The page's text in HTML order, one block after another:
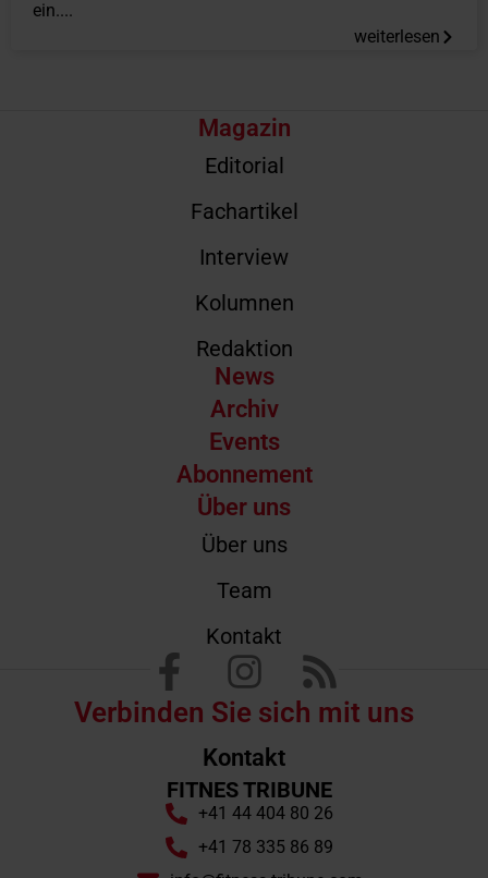
ein....
weiterlesen
Magazin
Editorial
Fachartikel
Interview
Kolumnen
Redaktion
News
Archiv
Events
Abonnement
Über uns
Über uns
Team
Kontakt
Kontakt
FITNES TRIBUNE
+41 44 404 80 26
+41 78 335 86 89
Verbinden Sie sich mit uns